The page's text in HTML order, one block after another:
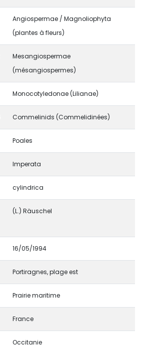
Angiospermae / Magnoliophyta
(plantes à fleurs)
Mesangiospermae
(mésangiospermes)
Monocotyledonae (Lilianae)
Commelinids (Commelidinées)
Poales
Imperata
cylindrica
(L.) Räuschel
16/05/1994
Portiragnes, plage est
Prairie maritime
France
Occitanie